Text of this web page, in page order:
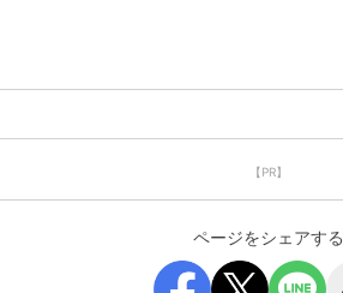
【PR】
ページをシェアする